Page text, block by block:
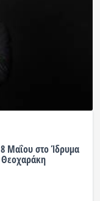
Μαΐου στο Ίδρυμα